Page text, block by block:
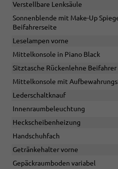
Verstellbare Lenksäule
Sonnenblende mit Make-Up
Beifahrerseite
Leselampen vorne
Mittelkonsole in Piano Black
Sitztasche Rückenlehne Beifahrer
Mittelkonsole mit
Lederschaltknauf
Innenraumbeleuchtung
Heckscheibenheizung
Handschuhfach
Getränkehalter vorne
Gepäckraumboden variabel